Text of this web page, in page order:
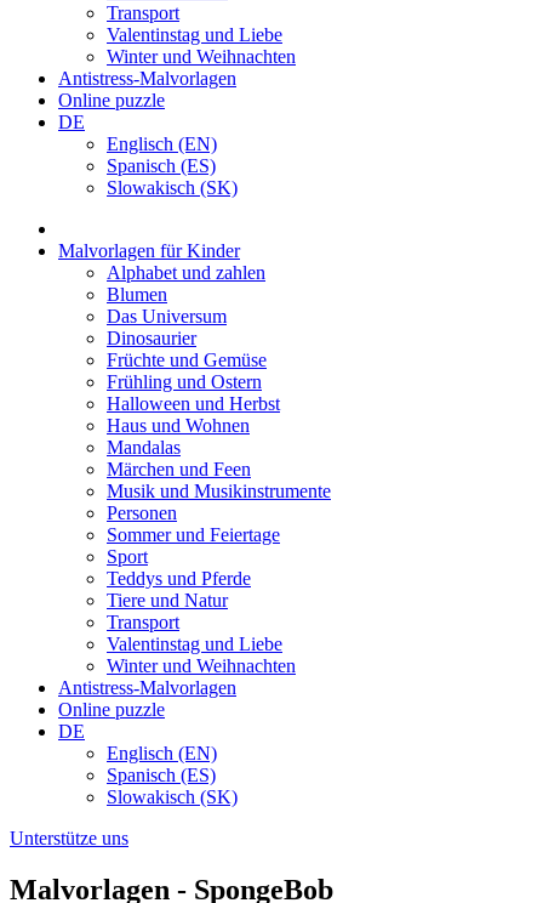
Transport
Valentinstag und Liebe
Winter und Weihnachten
Antistress-Malvorlagen
Online puzzle
DE
Englisch (EN)
Spanisch (ES)
Slowakisch (SK)
Malvorlagen für Kinder
Alphabet und zahlen
Blumen
Das Universum
Dinosaurier
Früchte und Gemüse
Frühling und Ostern
Halloween und Herbst
Haus und Wohnen
Mandalas
Märchen und Feen
Musik und Musikinstrumente
Personen
Sommer und Feiertage
Sport
Teddys und Pferde
Tiere und Natur
Transport
Valentinstag und Liebe
Winter und Weihnachten
Antistress-Malvorlagen
Online puzzle
DE
Englisch (EN)
Spanisch (ES)
Slowakisch (SK)
Unterstütze uns
Malvorlagen - SpongeBob